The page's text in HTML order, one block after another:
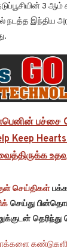
3 ஆம்
நடத்த இந்திய
பச்சை
Keep
செய்திகள்
செய்து